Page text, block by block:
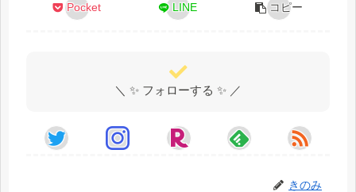
Pocket LINE コピー
＼ ✨ フォローする ✨ ／
きのみ